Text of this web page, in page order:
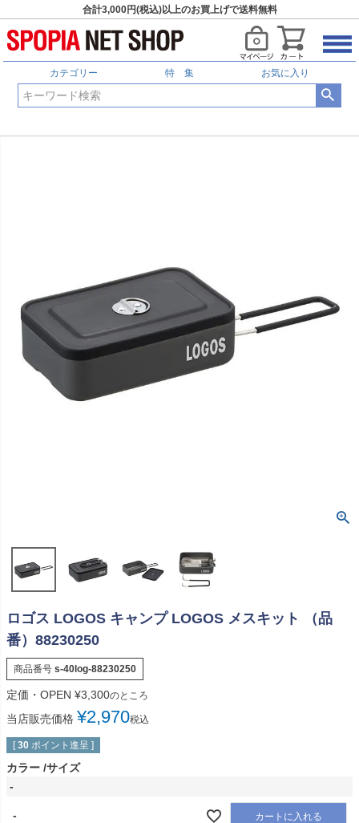
合計3,000円(税込)以上のお買上げで送料無料
カテゴリー 特 集 お気に入り
ロゴス LOGOS キャンプ LOGOS メスキット （品
番）88230250
商品番号 s-40log-88230250
定価・OPEN ¥3,300のところ
当店販売価格 ¥2,970税込
[ 30 ポイント進呈 ]
カラー サイズ
-
- カートに入れる